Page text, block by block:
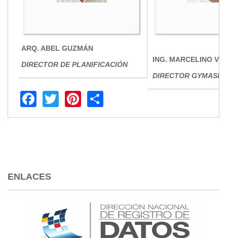
ARQ. ABEL GUZMÁN
DIRECTOR DE PLANIFICACIÓN
ING. MARCELINO
DIRECTOR GYMASP
Facebook
TwitterPinterest
ENLACES